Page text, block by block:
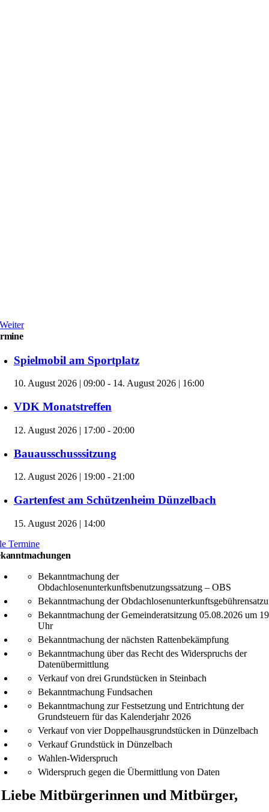
Weiter
Spielmobil am Sportplatz
10. August 2026 | 09:00 - 14. August 2026 | 16:00
VDK Monatstreffen
12. August 2026 | 17:00 - 20:00
Bauausschusssitzung
12. August 2026 | 19:00 - 21:00
Gartenfest am Schützenheim Dünzelbach
15. August 2026 | 14:00
Termine
Bekanntmachung der
Obdachlosenunterkunftsbenutzungssatzung – OBS
Bekanntmachung der
Bekanntmachung der Gemeinderatsitzung 05.08.2026 um 19
Uhr
Bekanntmachung der nächsten Rattenbekämpfung
Bekanntmachung über das Recht des Widerspruchs der
Datenübermittlung
Verkauf von drei Grundstücken in Steinbach
Bekanntmachung Fundsachen
Bekanntmachung zur Festsetzung und Entrichtung der
Grundsteuern für das Kalenderjahr 2026
Verkauf von vier Doppelhausgrundstücken in Dünzelbach
Verkauf Grundstück in Dünzelbach
Wahlen-Widerspruch
Widerspruch gegen die Übermittlung von Daten
Liebe Mitbürgerinnen und Mitbürger,